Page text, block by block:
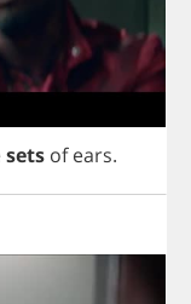
sets of ears.